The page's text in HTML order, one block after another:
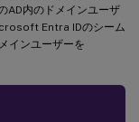
AD内のドメインユーザ
Entra IDのシーム
インユーザーを